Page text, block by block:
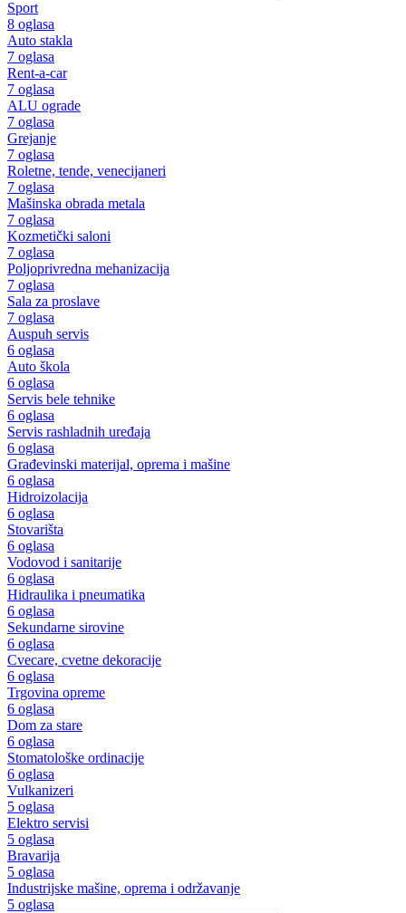
Sport
8 oglasa
Auto stakla
7 oglasa
Rent-a-car
7 oglasa
ALU ograde
7 oglasa
Grejanje
7 oglasa
Roletne, tende, venecijaneri
7 oglasa
Mašinska obrada metala
7 oglasa
Kozmetički saloni
7 oglasa
Poljoprivredna mehanizacija
7 oglasa
Sala za proslave
7 oglasa
Auspuh servis
6 oglasa
Auto škola
6 oglasa
Servis bele tehnike
6 oglasa
Servis rashladnih uređaja
6 oglasa
Građevinski materijal, oprema i mašine
6 oglasa
Hidroizolacija
6 oglasa
Stovarišta
6 oglasa
Vodovod i sanitarije
6 oglasa
Hidraulika i pneumatika
6 oglasa
Sekundarne sirovine
6 oglasa
Cvecare, cvetne dekoracije
6 oglasa
Trgovina opreme
6 oglasa
Dom za stare
6 oglasa
Stomatološke ordinacije
6 oglasa
Vulkanizeri
5 oglasa
Elektro servisi
5 oglasa
Bravarija
5 oglasa
Industrijske mašine, oprema i održavanje
5 oglasa